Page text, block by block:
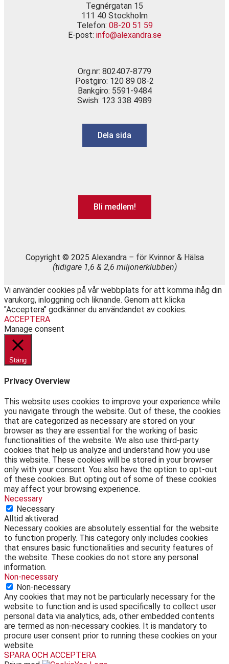
Tegnérgatan 15
111 40 Stockholm
Telefon: 08-20 51 59
E-post: info@alexandra.se
Org.nr: 802407-8779
Postgiro: 120 89 08-2
Bankgiro: 5591-9484
Swish: 123 338 4989
Dela sida
Bli medlem!
Copyright © 2025 Alexandra – för Kvinnor & Hälsa
(tidigare 1,6 & 2,6 miljonerklubben)
Vi använder cookies på vår webbplats för att komma ihåg din
varukorg, inloggning och liknande. Genom att klicka
"Acceptera" godkänner du användandet av cookies.
ACCEPTERA
Manage consent
Stäng
Privacy Overview
This website uses cookies to improve your experience while
you navigate through the website. Out of these, the cookies
that are categorized as necessary are stored on your
browser as they are essential for the working of basic
functionalities of the website. We also use third-party
cookies that help us analyze and understand how you use
this website. These cookies will be stored in your browser
only with your consent. You also have the option to opt-out
of these cookies. But opting out of some of these cookies
may affect your browsing experience.
Necessary
Necessary
Alltid aktiverad
Necessary cookies are absolutely essential for the website
to function properly. This category only includes cookies
that ensures basic functionalities and security features of
the website. These cookies do not store any personal
information.
Non-necessary
Non-necessary
Any cookies that may not be particularly necessary for the
website to function and is used specifically to collect user
personal data via analytics, ads, other embedded contents
are termed as non-necessary cookies. It is mandatory to
procure user consent prior to running these cookies on your
website.
SPARA OCH ACCEPTERA